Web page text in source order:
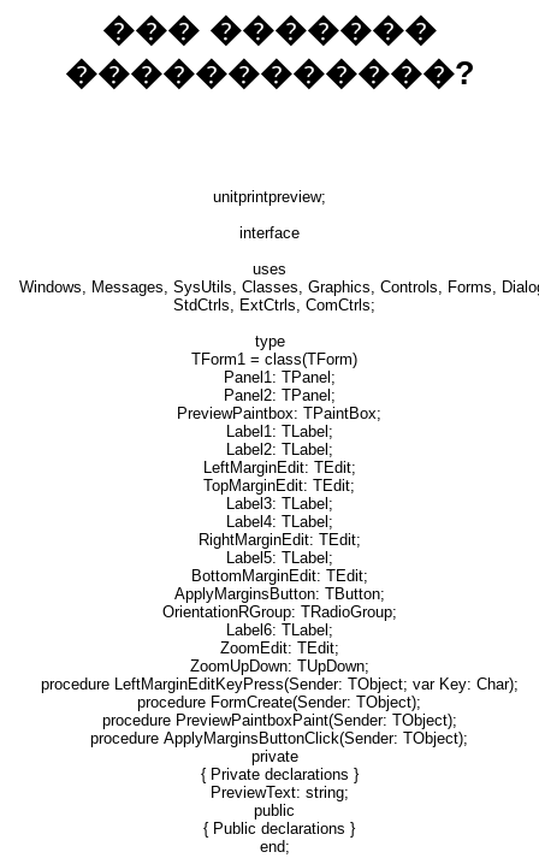
��� �������
������������?
unitprintpreview;
interface
uses
Windows, Messages, SysUtils, Classes, Graphics, Controls, Forms,
StdCtrls, ExtCtrls, ComCtrls;
type
TForm1 = class(TForm)
Panel1: TPanel;
Panel2: TPanel;
PreviewPaintbox: TPaintBox;
Label1: TLabel;
Label2: TLabel;
LeftMarginEdit: TEdit;
TopMarginEdit: TEdit;
Label3: TLabel;
Label4: TLabel;
RightMarginEdit: TEdit;
Label5: TLabel;
BottomMarginEdit: TEdit;
ApplyMarginsButton: TButton;
OrientationRGroup: TRadioGroup;
Label6: TLabel;
ZoomEdit: TEdit;
ZoomUpDown: TUpDown;
procedure LeftMarginEditKeyPress(Sender: TObject; var Key: Char);
procedure FormCreate(Sender: TObject);
procedure PreviewPaintboxPaint(Sender: TObject);
procedure ApplyMarginsButtonClick(Sender: TObject);
private
{ Private declarations }
PreviewText: string;
public
{ Public declarations }
end;